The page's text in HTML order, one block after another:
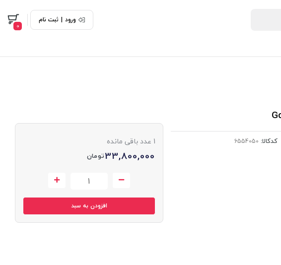
ورود | ثبت نام
0
کدکالا: 1 عدد باقی مانده
33,800,000تومان
افزودن به سبد